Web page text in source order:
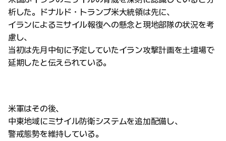
析した。ドナルド・トランプ米大統領は先に、
イランによるミサイル報復への懸念と現地部隊の状況を考
慮し、
当初は先月中旬に予定していたイラン攻撃計画を土壇場で
延期したと伝えられている。
米軍はその後、
中東地域にミサイル防衛システムを追加配備し、
警戒態勢を維持している。